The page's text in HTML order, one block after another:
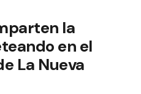
la
en el
La Nueva